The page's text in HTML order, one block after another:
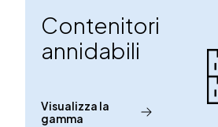
Contenitori
annidabili
Visualizza la
gamma